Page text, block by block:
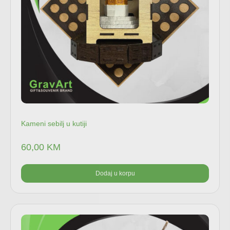
Kameni sebilj u kutiji
60,00 KM
Dodaj u korpu